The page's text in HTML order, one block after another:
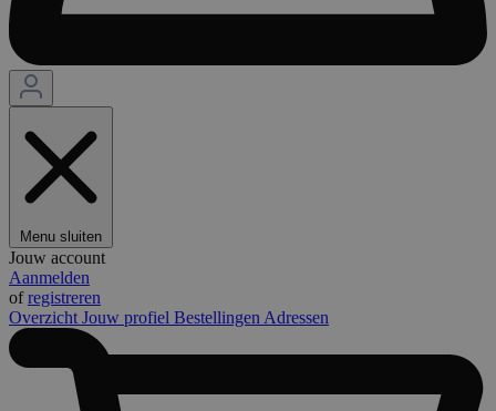
Menu sluiten
Jouw account
Aanmelden
ofregistreren
Overzicht Jouw profiel Bestellingen Adressen